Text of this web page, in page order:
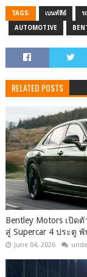
TAGS: เบนท์ลีย์ ร
AUTOMOTIVE
RELATED POSTS
Bentley Motors เปิด
สู่ Supercar 4 ประตู
June 04, 2026